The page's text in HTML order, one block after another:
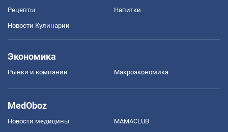
Рецепты Напитки
Новости Кулинарии
Экономика
Рынки и компании Mакроэкономика
MedOboz
Новости медицины MAMACLUB